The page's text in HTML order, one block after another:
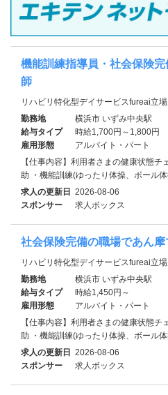
機能訓練指導員・社会保険
師
リハビリ特化型デイサービスfureai立
勤務地
横浜市 いずみ中央駅
給与タイプ
時給1,700円～1,800円
雇用形態
アルバイト・パート
【仕事内容】利用者さまの健康状態
助 ・機能訓練(ゆったり体操、ボール
求人の更新日 2026-08-06
スポンサー
求人ボックス
社会保険完備の職場であん
リハビリ特化型デイサービスfureai立
勤務地
横浜市 いずみ中央駅
給与タイプ
時給1,450円～
雇用形態
アルバイト・パート
【仕事内容】利用者さまの健康状態
助 ・機能訓練(ゆったり体操、ボール
求人の更新日 2026-08-06
スポンサー
求人ボックス